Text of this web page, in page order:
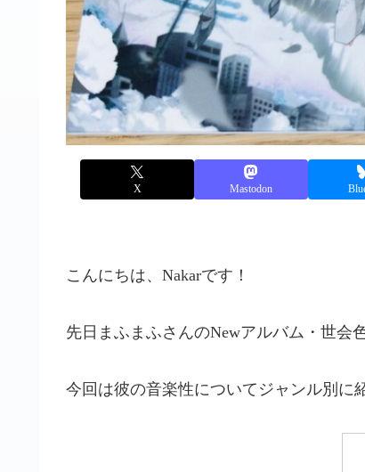
X Mastodon
こんにちは、Nakarです！
先日まふまふさんのNewアルバム・世会
今回は彼の音楽性についてジャンル別に